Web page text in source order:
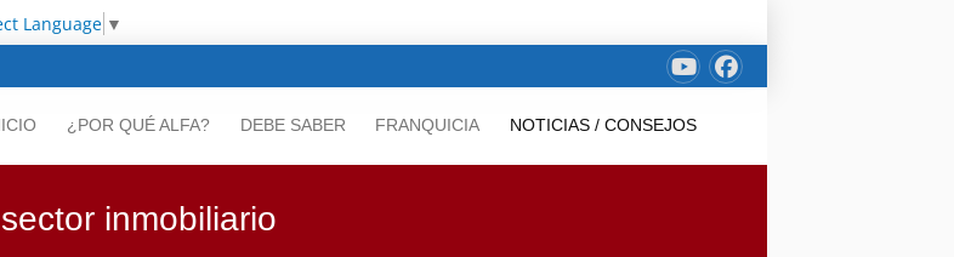
Language ▼
¿POR QUÉ ALFA? DEBE SABER FRANQUICIA NOTICIAS / CONSEJOS
inmobiliario